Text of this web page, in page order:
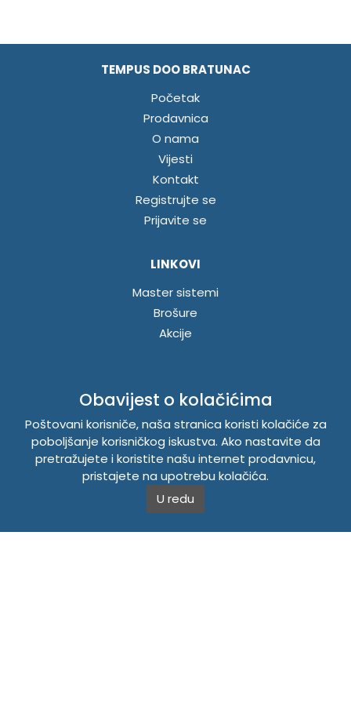
TEMPUS DOO BRATUNAC
Početak
Prodavnica
O nama
Vijesti
Kontakt
Registrujte se
Prijavite se
LINKOVI
Master sistemi
Brošure
Akcije
Politika o kolačićima
Uslovi korištenja
Politika privatnosti
TEMPUS DOO BRATUNAC
Obavijest o kolačićima
Poštovani korisniče, naša stranica koristi kolačiće za
poboljšanje korisničkog iskustva. Ako nastavite da
pretražujete i koristite našu internet prodavnicu,
pristajete na upotrebu kolačića.
U redu